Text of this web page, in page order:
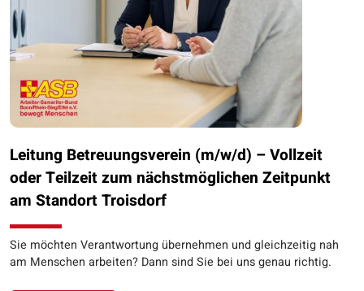
Leitung Betreuungsverein (m/w/d) – Vollzeit
oder Teilzeit zum nächstmöglichen Zeitpunkt
am Standort Troisdorf
Sie möchten Verantwortung übernehmen und gleichzeitig nah
am Menschen arbeiten? Dann sind Sie bei uns genau richtig.